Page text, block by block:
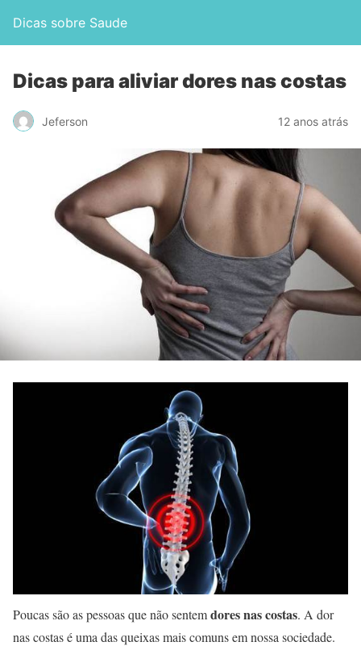
Dicas sobre Saude
Dicas para aliviar dores nas costas
Jeferson 12 anos atrás
Poucas são as pessoas que não sentemdores nas costas. A dor
nas costas é uma das queixas mais comuns em nossa sociedade.